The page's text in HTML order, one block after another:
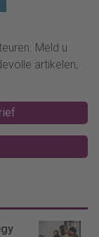
Meld u
artikelen,